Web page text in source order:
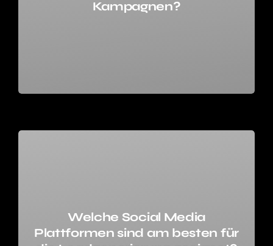
Kampagnen?
Welche Social Media
Plattformen sind am besten für